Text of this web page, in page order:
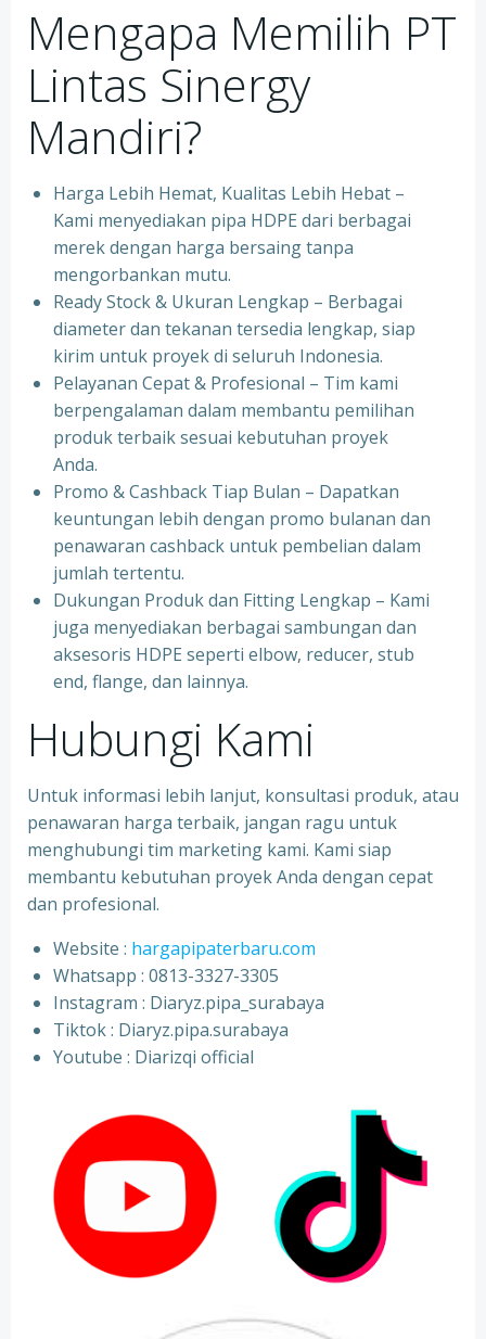
Mengapa Memilih PT
Lintas Sinergy
Mandiri?
Harga Lebih Hemat, Kualitas Lebih Hebat –
Kami menyediakan pipa HDPE dari berbagai
merek dengan harga bersaing tanpa
mengorbankan mutu.
Ready Stock & Ukuran Lengkap – Berbagai
diameter dan tekanan tersedia lengkap, siap
kirim untuk proyek di seluruh Indonesia.
Pelayanan Cepat & Profesional – Tim kami
berpengalaman dalam membantu pemilihan
produk terbaik sesuai kebutuhan proyek
Anda.
Promo & Cashback Tiap Bulan – Dapatkan
keuntungan lebih dengan promo bulanan dan
penawaran cashback untuk pembelian dalam
jumlah tertentu.
Dukungan Produk dan Fitting Lengkap – Kami
juga menyediakan berbagai sambungan dan
aksesoris HDPE seperti elbow, reducer, stub
end, flange, dan lainnya.
Hubungi Kami
Untuk informasi lebih lanjut, konsultasi produk, atau
penawaran harga terbaik, jangan ragu untuk
menghubungi tim marketing kami. Kami siap
membantu kebutuhan proyek Anda dengan cepat
dan profesional.
Website : hargapipaterbaru.com
Whatsapp : 0813-3327-3305
⁠Instagram : Diaryz.pipa_surabaya
⁠Tiktok : Diaryz.pipa.surabaya
⁠Youtube : Diarizqi official